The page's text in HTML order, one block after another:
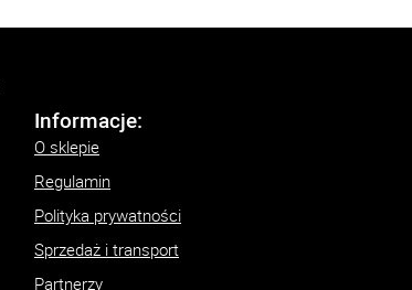
Informacje:
O sklepie
Regulamin
Polityka prywatności
Sprzedaż i transport
Partnerzy